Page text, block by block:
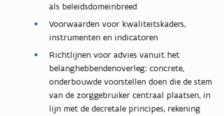
als beleidsdomeinbreed
Voorwaarden voor kwaliteitskaders,
instrumenten en indicatoren
Richtlijnen voor advies vanuit het
belanghebbendenoverleg: concrete,
onderbouwde voorstellen doen die de stem
van de zorggebruiker centraal plaatsen, in
lijn met de decretale principes, rekening